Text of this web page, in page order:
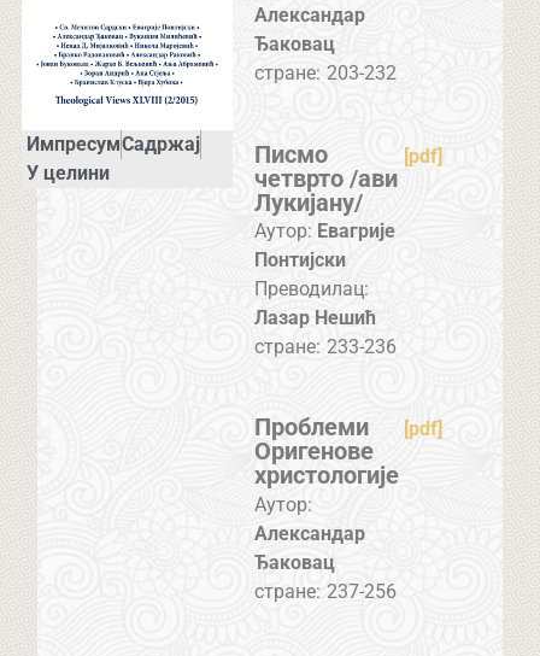
ИмпресумСадржај
У целини
Александар
Ђаковац
стране: 203-232
Писмо
четврто /ави
Лукијану/
[pdf]
Аутор: Евагрије
Понтиjски
Преводилац:
Лазар Нешић
стране: 233-236
Проблеми
Оригенове
христологије
[pdf]
Аутор:
Александар
Ђаковац
стране: 237-256